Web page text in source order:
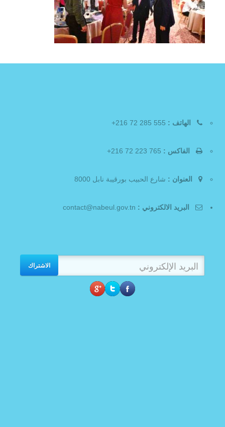
الهاتف :
الفاكس :
العنوان : شارع الحبيب بورقيبة نابل 8000
البريد الالكتروني :
الاشتراك